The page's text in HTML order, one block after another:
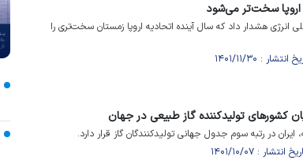
اروپا سخت‌تر می‌شود
انرژی هشدار داد که سال آینده اتحادیه اروپا زمستان سخت‌تری را
کشورهای تولیدکننده گاز طبیعی در جهان
در رتبه سوم جدول جهانی تولیدکنندگان گاز قرار دارد.